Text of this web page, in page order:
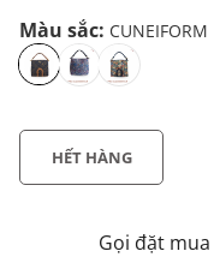
Màu sắc: CUNEIFORM
HẾT HÀNG
Gọi đặt mua